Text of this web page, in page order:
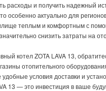
расходы и получить надежный
особенно актуально для
теплым и комфортным с
снизить затраты на
котел ZOTA LAVA 13,
отопительного
условия доставки и
13 — это инвестиция в ваше